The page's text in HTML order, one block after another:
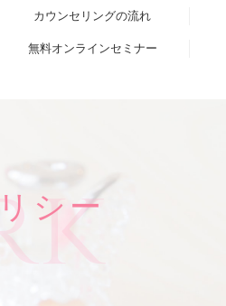
カウンセリングの流れ
無料オンラインセミナー
シー